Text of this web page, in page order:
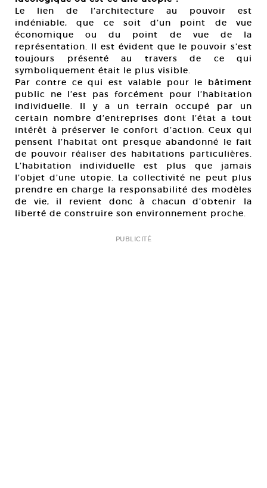
Le lien de l’architecture au pouvoir est
indéniable, que ce soit d’un point de vue
économique ou du point de vue de la
représentation. Il est évident que le pouvoir s’est
toujours présenté au travers de ce qui
symboliquement était le plus visible.
Par contre ce qui est valable pour le bâtiment
public ne l’est pas forcément pour l’habitation
individuelle. Il y a un terrain occupé par un
certain nombre d’entreprises dont l’état a tout
intérêt à préserver le confort d’action. Ceux qui
pensent l’habitat ont presque abandonné le fait
de pouvoir réaliser des habitations particulières.
L’habitation individuelle est plus que jamais
l’objet d’une utopie. La collectivité ne peut plus
prendre en charge la responsabilité des modèles
de vie, il revient donc à chacun d’obtenir la
liberté de construire son environnement proche.
PUBLICITÉ